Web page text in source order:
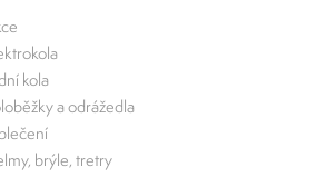
kola
a odrážedla
brýle, tretry